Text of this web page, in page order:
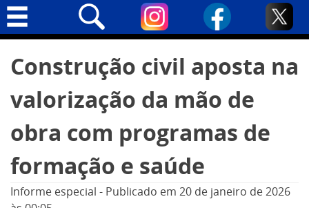
Geral
Cidades
Política
Opinião
Informe especial
por:
Construção civil aposta na
valorização da mão de
obra com programas de
formação e saúde
Informe especial - Publicado em 20 de janeiro de 2026